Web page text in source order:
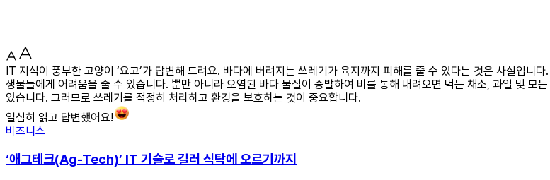
IT 지식이 풍부한 고양이 ‘요고’가 답변해 드려요. 바다에 버려지는 쓰레기가 육지까지 피해를 줄 수 있다는 것은 사실입니
생물들에게 어려움을 줄 수 있습니다. 뿐만 아니라 오염된 바다 물질이 증발하여 비를 통해 내려오면 먹는 채소, 과일 및 모
있습니다. 그러므로 쓰레기를 적정히 처리하고 환경을 보호하는 것이 중요합니다.
열심히 읽고 답변했어요!
비즈니스
‘애그테크(Ag-Tech)’ IT 기술로 길러 식탁에 오르기까지